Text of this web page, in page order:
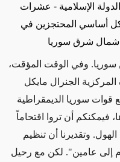
الإسلامية - عشرات
أساسي المحتجزين في
شمال شرق سوريا
سوريا. وفي الوقت المؤقت،
المركزية الجنرال مايكل
قوات سوريا الديمقراطية
فيمكنكم أن تروا اقتحاماً
وتقديرنا أن تنظيم
إلى عامين". لكن مع رحيل